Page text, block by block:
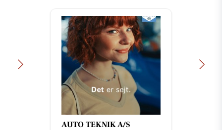
AUTO TEKNIK A/S